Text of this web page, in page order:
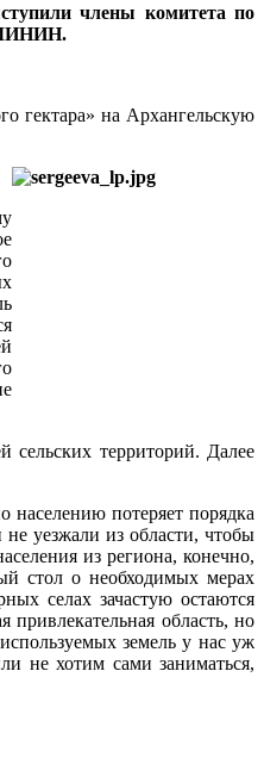
члены комитета по
гектара» на Архангельскую
сельских территорий. Далее
населению потеряет порядка
уезжали из области, чтобы
из региона, конечно,
стол о необходимых мерах
селах зачастую остаются
область, но
земель у нас уж
не хотим сами заниматься,